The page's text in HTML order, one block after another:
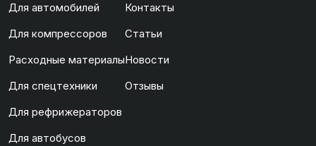
Для автомобилей
Для компрессоров
Расходные материалы
Для спецтехники
Для рефрижераторов
Для автобусов
Контакты
Статьи
Новости
Отзывы